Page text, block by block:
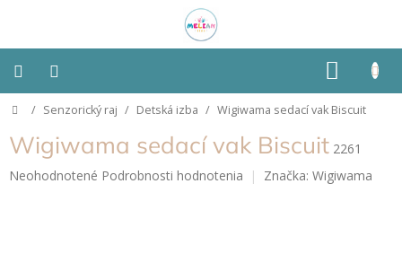
KOŠÍK
Montessori
Detská
izba
Domov
/ Senzorický raj / Detská izba / Wigiwama sedací vak Biscuit
Wigiwama sedací vak Biscuit 2261
Priemerné
Neohodnotené Podrobnosti hodnotenia Značka: Wigiwama